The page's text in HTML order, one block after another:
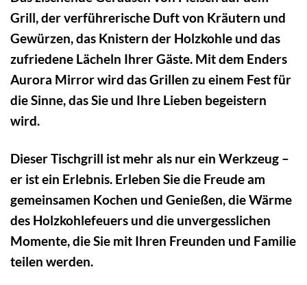
Grill, der verführerische Duft von Kräutern und
Gewürzen, das Knistern der Holzkohle und das
zufriedene Lächeln Ihrer Gäste. Mit dem Enders
Aurora Mirror wird das Grillen zu einem Fest für
die Sinne, das Sie und Ihre Lieben begeistern
wird.
Dieser Tischgrill ist mehr als nur ein Werkzeug –
er ist ein Erlebnis. Erleben Sie die Freude am
gemeinsamen Kochen und Genießen, die Wärme
des Holzkohlefeuers und die unvergesslichen
Momente, die Sie mit Ihren Freunden und Familie
teilen werden.